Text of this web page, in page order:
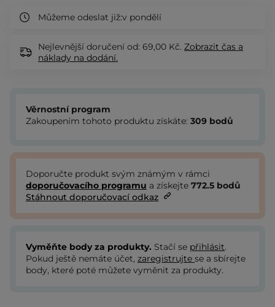
Můžeme odeslat již:v pondělí
Nejlevnější doručení od: 69,00 Kč. Zobrazit čas a
náklady na dodání.
Věrnostní program
Zakoupením tohoto produktu získáte: 309 bodů
Doporučte produkt svým známým v rámci
doporučovacího programu a získejte 772.5 bodů
Stáhnout doporučovací odkaz
Vyměňte body za produkty. Stačí se přihlásit.
Pokud ještě nemáte účet, zaregistrujte se a sbírejte
body, které poté můžete vyměnit za produkty.